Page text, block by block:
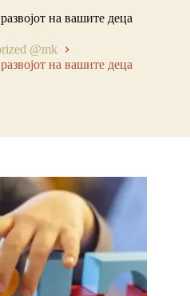
на вашите деца
@mk
на вашите деца